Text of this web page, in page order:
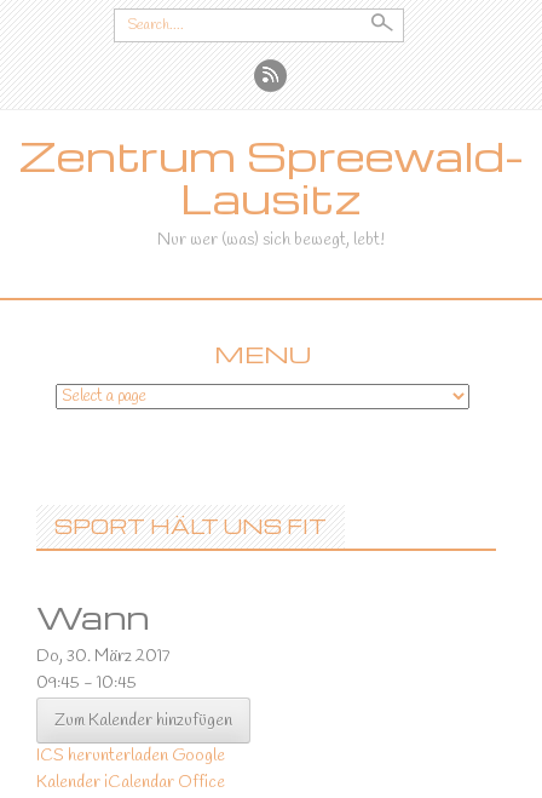
Search
for:
Zentrum Spreewald-
Lausitz
Nur wer (was) sich bewegt, lebt!
MENU
SKIP
SPORT HÄLT UNS FIT
Wann
Do, 30. März 2017
09:45 - 10:45
Zum Kalender hinzufügen
ICS herunterladen Google
Kalender iCalendar Office